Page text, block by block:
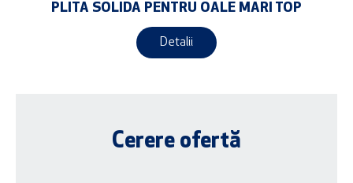
PLITA SOLIDA PENTRU OALE MARI TOP
Detalii
Cerere ofertă